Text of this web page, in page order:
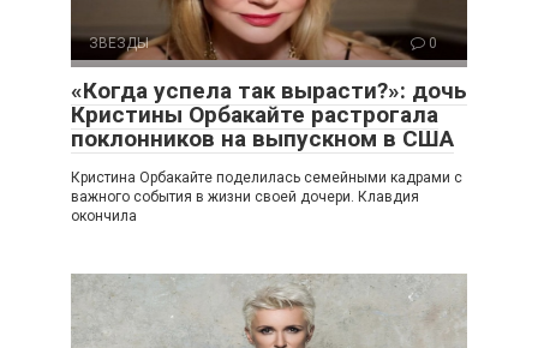
ЗВЕЗДЫ 0
«Когда успела так вырасти?»: дочь
Кристины Орбакайте растрогала
поклонников на выпускном в США
Кристина Орбакайте поделилась семейными кадрами с
важного события в жизни своей дочери. Клавдия
окончила